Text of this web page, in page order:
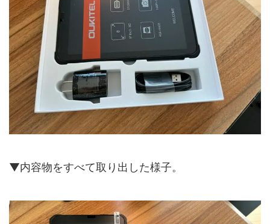
▼内容物をすべて取り出した様子。